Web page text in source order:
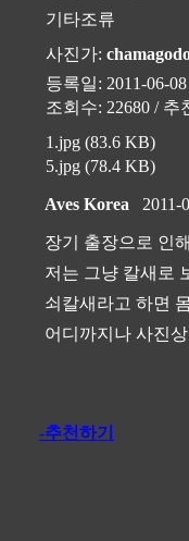
기타조류
사진가:
등록일: 2011-06-
조회수: 22680 / 추
1.jpg (83.6 KB)
5.jpg (78.4 KB)
Aves Korea 2011-
장기 출장으로 인
저는 그냥 칼새로
쇠칼새라고 하면
어디까지나 사진
-추천하기